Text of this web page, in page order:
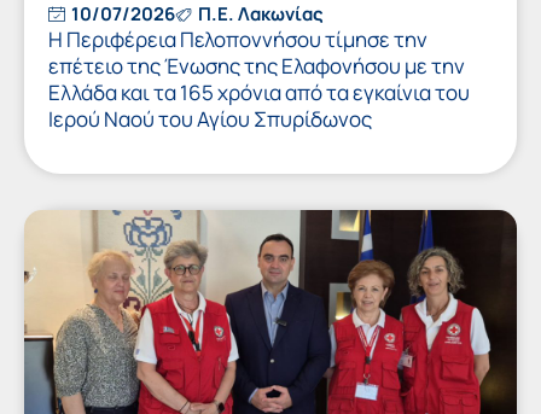
10/07/2026 Π.Ε. Λακωνίας
Η Περιφέρεια Πελοποννήσου τίμησε την
επέτειο της Ένωσης της Ελαφονήσου με την
Ελλάδα και τα 165 χρόνια από τα εγκαίνια του
Ιερού Ναού του Αγίου Σπυρίδωνος